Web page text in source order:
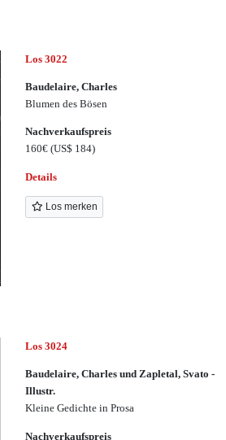
Los 3022
Baudelaire, Charles
Blumen des Bösen
Nachverkaufspreis
160€(US$ 184)
Details
Los merken
Los 3024
Baudelaire, Charles und Zapletal, Svato -
Illustr.
Kleine Gedichte in Prosa
Nachverkaufspreis